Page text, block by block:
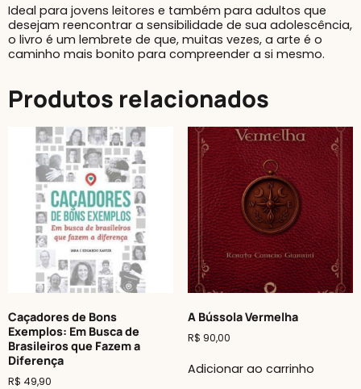
Ideal para jovens leitores e também para adultos que
desejam reencontrar a sensibilidade de sua adolescência,
o livro é um lembrete de que, muitas vezes, a arte é o
caminho mais bonito para compreender a si mesmo.
Produtos relacionados
Caçadores de Bons
Exemplos: Em Busca de
Brasileiros que Fazem a
Diferença
R$ 49,90
A Bússola Vermelha
R$ 90,00
Adicionar ao carrinho